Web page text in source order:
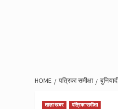
HOME पत्रिका समीक्षा
ताज़ा खबर पत्रिका समीक्षा